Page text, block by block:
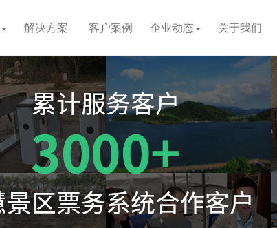
解决方案 客户案例 企业动态 关于我们